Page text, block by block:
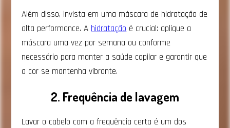
Além disso, invista em uma máscara de hidratação de
alta performance. A hidratação é crucial: aplique a
máscara uma vez por semana ou conforme
necessário para manter a saúde capilar e garantir que
a cor se mantenha vibrante.
2. Frequência de lavagem
Lavar o cabelo com a frequência certa é um dos